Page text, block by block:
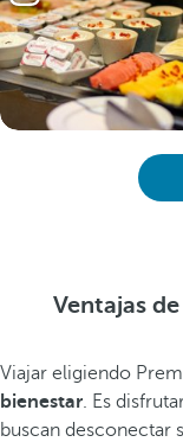
Ventajas
Viajar eligiendo
bienestar. Es
buscan desconectar